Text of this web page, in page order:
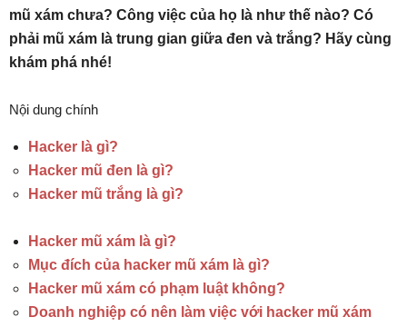
mũ xám chưa? Công việc của họ là như thế nào? Có
phải mũ xám là trung gian giữa đen và trắng? Hãy cùng
khám phá nhé!
Nội dung chính
Hacker là gì?
Hacker mũ đen là gì?
Hacker mũ trắng là gì?
Hacker mũ xám là gì?
Mục đích của hacker mũ xám là gì?
Hacker mũ xám có phạm luật không?
Doanh nghiệp có nên làm việc với hacker mũ xám